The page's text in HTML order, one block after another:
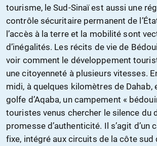
tourisme, le Sud-Sinaï est aussi une
contrôle sécuritaire permanent de
l’accès à la terre et la mobilité sont
d’inégalités. Les récits de vie de
voir comment le développement
une citoyenneté à plusieurs vitesses.
midi, à quelques kilomètres de Dahab,
golfe d’Aqaba, un campement «
touristes venus chercher le silence du
promesse d’authenticité. Il s’agit d’un
fixe, intégré aux circuits de la côte sud